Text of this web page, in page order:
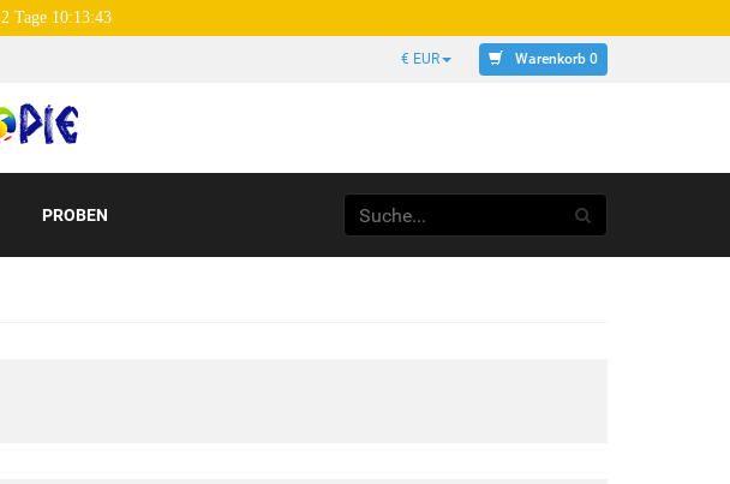
2 Tage 10:13:41
€ EUR Warenkorb 0
PROBEN